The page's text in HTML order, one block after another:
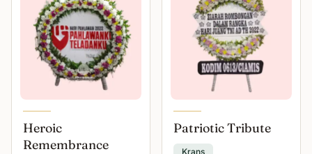
Heroic
Remembrance
Patriotic Tribute
Krans